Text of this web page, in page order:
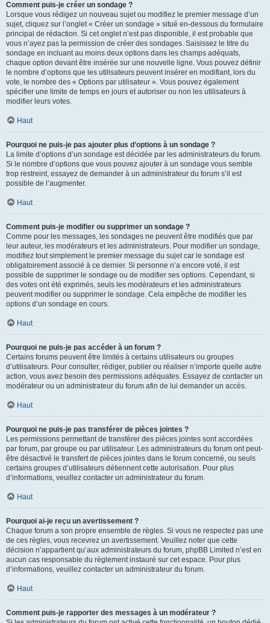
Comment puis-je créer un sondage ?
Lorsque vous rédigez un nouveau sujet ou modifiez le premier message d’un
sujet, cliquez sur l’onglet « Créer un sondage » situé en-dessous du formulaire
principal de rédaction. Si cet onglet n’est pas disponible, il est probable que
vous n’ayez pas la permission de créer des sondages. Saisissez le titre du
sondage en incluant au moins deux options dans les champs adéquats,
chaque option devant être insérée sur une nouvelle ligne. Vous pouvez définir
le nombre d’options que les utilisateurs peuvent insérer en modifiant, lors du
vote, le nombre des « Options par utilisateur ». Vous pouvez également
spécifier une limite de temps en jours et autoriser ou non les utilisateurs à
modifier leurs votes.
Haut
Pourquoi ne puis-je pas ajouter plus d’options à un sondage ?
La limite d’options d’un sondage est décidée par les administrateurs du forum.
Si le nombre d’options que vous pouvez ajouter à un sondage vous semble
trop restreint, essayez de demander à un administrateur du forum s’il est
possible de l’augmenter.
Haut
Comment puis-je modifier ou supprimer un sondage ?
Comme pour les messages, les sondages ne peuvent être modifiés que par
leur auteur, les modérateurs et les administrateurs. Pour modifier un sondage,
modifiez tout simplement le premier message du sujet car le sondage est
obligatoirement associé à ce dernier. Si personne n’a encore voté, il est
possible de supprimer le sondage ou de modifier ses options. Cependant, si
des votes ont été exprimés, seuls les modérateurs et les administrateurs
peuvent modifier ou supprimer le sondage. Cela empêche de modifier les
options d’un sondage en cours.
Haut
Pourquoi ne puis-je pas accéder à un forum ?
Certains forums peuvent être limités à certains utilisateurs ou groupes
d’utilisateurs. Pour consulter, rédiger, publier ou réaliser n’importe quelle autre
action, vous avez besoin des permissions adéquates. Essayez de contacter un
modérateur ou un administrateur du forum afin de lui demander un accès.
Haut
Pourquoi ne puis-je pas transférer de pièces jointes ?
Les permissions permettant de transférer des pièces jointes sont accordées
par forum, par groupe ou par utilisateur. Les administrateurs du forum ont peut-
être désactivé le transfert de pièces jointes dans le forum concerné, ou seuls
certains groupes d’utilisateurs détiennent cette autorisation. Pour plus
d’informations, veuillez contacter un administrateur du forum.
Haut
Pourquoi ai-je reçu un avertissement ?
Chaque forum a son propre ensemble de règles. Si vous ne respectez pas une
de ces règles, vous recevrez un avertissement. Veuillez noter que cette
décision n’appartient qu’aux administrateurs du forum, phpBB Limited n’est en
aucun cas responsable du règlement instauré sur cet espace. Pour plus
d’informations, veuillez contacter un administrateur du forum.
Haut
Comment puis-je rapporter des messages à un modérateur ?